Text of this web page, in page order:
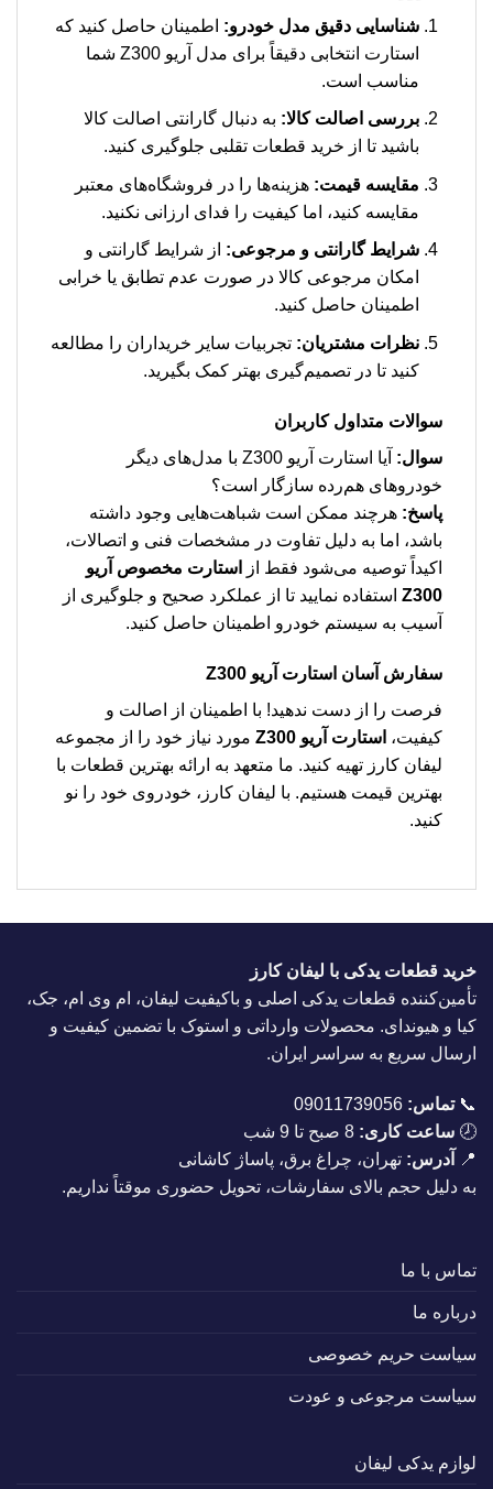
شناسایی دقیق مدل خودرو: اطمینان حاصل کنید که
استارت انتخابی دقیقاً برای مدل آریو Z300 شما
مناسب است.
بررسی اصالت کالا: به دنبال گارانتی اصالت کالا
باشید تا از خرید قطعات تقلبی جلوگیری کنید.
مقایسه قیمت: هزینه‌ها را در فروشگاه‌های معتبر
مقایسه کنید، اما کیفیت را فدای ارزانی نکنید.
شرایط گارانتی و مرجوعی: از شرایط گارانتی و
امکان مرجوعی کالا در صورت عدم تطابق یا خرابی
اطمینان حاصل کنید.
نظرات مشتریان: تجربیات سایر خریداران را مطالعه
کنید تا در تصمیم‌گیری بهتر کمک بگیرید.
سوالات متداول کاربران
سوال:
آیا استارت آریو Z300 با مدل‌های دیگر
خودروهای هم‌رده سازگار است؟
پاسخ: هرچند ممکن است شباهت‌هایی وجود داشته
باشد، اما به دلیل تفاوت در مشخصات فنی و اتصالات،
اکیداً توصیه می‌شود فقط از
استارت مخصوص آریو
Z300 استفاده نمایید تا از عملکرد صحیح و جلوگیری از
آسیب به سیستم خودرو اطمینان حاصل کنید.
سفارش آسان استارت آریو Z300
فرصت را از دست ندهید! با اطمینان از اصالت و
کیفیت، استارت آریو Z300
مورد نیاز خود را از مجموعه
لیفان کارز تهیه کنید. ما متعهد به ارائه بهترین قطعات با
بهترین قیمت هستیم. با لیفان کارز، خودروی خود را نو
کنید.
خرید قطعات یدکی با لیفان کارز
تأمین‌کننده قطعات یدکی اصلی و باکیفیت لیفان، ام وی ام، جک،
کیا و هیوندای. محصولات وارداتی و استوک با تضمین کیفیت و
ارسال سریع به سراسر ایران.
📞تماس: 09011739056
🕗 ساعت کاری:
📍
آدرس: تهران، چراغ برق، پاساژ کاشانی
به دلیل حجم بالای سفارشات، تحویل حضوری موقتاً نداریم.
تماس با ما
درباره ما
سیاست حریم خصوصی
سیاست مرجوعی و عودت
لوازم یدکی لیفان